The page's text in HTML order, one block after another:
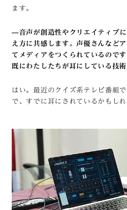
ます。
—音声が創造性やクリエイティブ
え方に共感します。声優さんなど
てメディアをつくられているので
既にわたしたちが耳にしている技術
はい。最近のクイズ系テレビ番組
で、すでに耳にされているかもしれ